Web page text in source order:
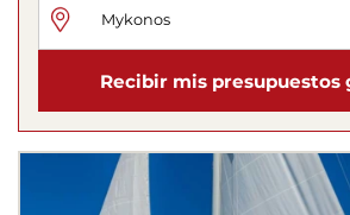
Recibir mis presupuestos